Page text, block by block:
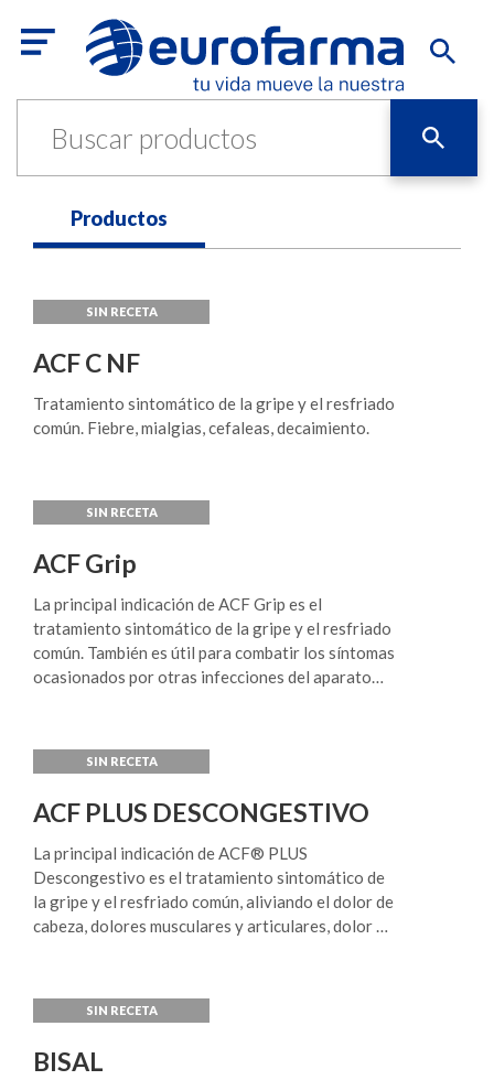
Productos
ACF C NF
Tratamiento sintomático de la gripe y el resfriado
común. Fiebre, mialgias, cefaleas, decaimiento.
ACF Grip
La principal indicación de ACF Grip es el
tratamiento sintomático de la gripe y el resfriado
común. También es útil para combatir los síntomas
ocasionados por otras infecciones del aparato
ACF PLUS DESCONGESTIVO
La principal indicación de ACF® PLUS
Descongestivo es el tratamiento sintomático de
la gripe y el resfriado común, aliviando el dolor de
cabeza, dolores musculares y articulares, dolor de
También es útil como tratamiento coadyuvante
combatiendo los síntomas ocasionados por otras
BISAL